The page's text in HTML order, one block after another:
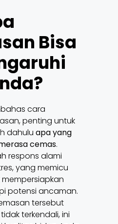
Bisa
cara
penting untuk
dahulu apa yang
cemas.
respons alami
yang memicu
potensi ancaman.
tersebut
terkendali, ini